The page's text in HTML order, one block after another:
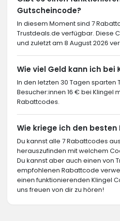
Gutscheincode?
In diesem Moment sind 7
Trustdeals.de verfügbar. Diese
und zuletzt am 8 August 2026
Wie viel Geld kann ich bei
In den letzten 30 Tagen sparten
Besucher:innen 16 € bei Klingel
Rabattcodes.
Wie kriege ich den
Du kannst alle 7 Rabattcodes
herauszufinden mit welchem
Du kannst aber auch einen von
empfohlenen Rabattcode
einen funktionierenden Klingel
uns freuen von dir zu hören!